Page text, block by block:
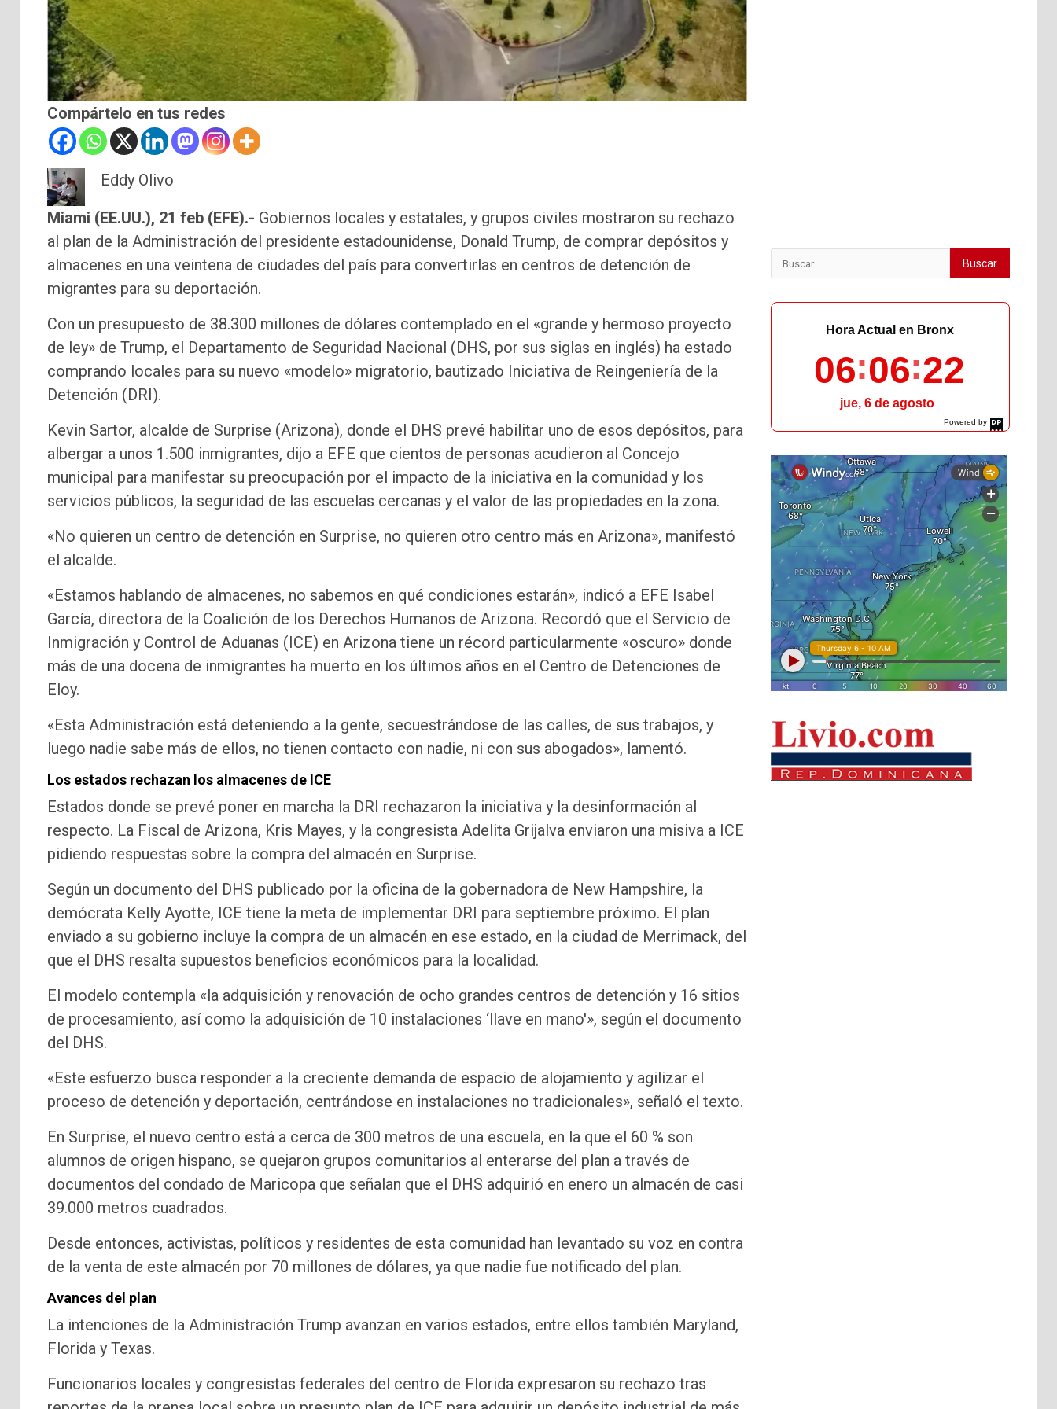
Compártelo en tus redes
Eddy Olivo
Miami (EE.UU.), 21 feb (EFE).- Gobiernos locales y estatales, y grupos civiles mostraron su rechazo
al plan de la Administración del presidente estadounidense, Donald Trump, de comprar depósitos y
almacenes en una veintena de ciudades del país para convertirlas en centros de detención de
migrantes para su deportación.
Con un presupuesto de 38.300 millones de dólares contemplado en el «grande y hermoso proyecto
de ley» de Trump, el Departamento de Seguridad Nacional (DHS, por sus siglas en inglés) ha estado
comprando locales para su nuevo «modelo» migratorio, bautizado Iniciativa de Reingeniería de la
Detención (DRI).
Kevin Sartor, alcalde de Surprise (Arizona), donde el DHS prevé habilitar uno de esos depósitos, para
albergar a unos 1.500 inmigrantes, dijo a EFE que cientos de personas acudieron al Concejo
municipal para manifestar su preocupación por el impacto de la iniciativa en la comunidad y los
servicios públicos, la seguridad de las escuelas cercanas y el valor de las propiedades en la zona.
«No quieren un centro de detención en Surprise, no quieren otro centro más en Arizona», manifestó
el alcalde.
«Estamos hablando de almacenes, no sabemos en qué condiciones estarán», indicó a EFE Isabel
García, directora de la Coalición de los Derechos Humanos de Arizona. Recordó que el Servicio de
Inmigración y Control de Aduanas (ICE) en Arizona tiene un récord particularmente «oscuro» donde
más de una docena de inmigrantes ha muerto en los últimos años en el Centro de Detenciones de
Eloy.
«Esta Administración está deteniendo a la gente, secuestrándose de las calles, de sus trabajos, y
luego nadie sabe más de ellos, no tienen contacto con nadie, ni con sus abogados», lamentó.
Los estados rechazan los almacenes de ICE
Estados donde se prevé poner en marcha la DRI rechazaron la iniciativa y la desinformación al
respecto. La Fiscal de Arizona, Kris Mayes, y la congresista Adelita Grijalva enviaron una misiva a ICE
pidiendo respuestas sobre la compra del almacén en Surprise.
Según un documento del DHS publicado por la oficina de la gobernadora de New Hampshire, la
demócrata Kelly Ayotte, ICE tiene la meta de implementar DRI para septiembre próximo. El plan
enviado a su gobierno incluye la compra de un almacén en ese estado, en la ciudad de Merrimack, del
que el DHS resalta supuestos beneficios económicos para la localidad.
El modelo contempla «la adquisición y renovación de ocho grandes centros de detención y 16 sitios
de procesamiento, así como la adquisición de 10 instalaciones ‘llave en mano'», según el documento
del DHS.
«Este esfuerzo busca responder a la creciente demanda de espacio de alojamiento y agilizar el
proceso de detención y deportación, centrándose en instalaciones no tradicionales», señaló el texto.
En Surprise, el nuevo centro está a cerca de 300 metros de una escuela, en la que el 60 % son
alumnos de origen hispano, se quejaron grupos comunitarios al enterarse del plan a través de
documentos del condado de Maricopa que señalan que el DHS adquirió en enero un almacén de casi
39.000 metros cuadrados.
Desde entonces, activistas, políticos y residentes de esta comunidad han levantado su voz en contra
de la venta de este almacén por 70 millones de dólares, ya que nadie fue notificado del plan.
Avances del plan
La intenciones de la Administración Trump avanzan en varios estados, entre ellos también Maryland,
Florida y Texas.
Funcionarios locales y congresistas federales del centro de Florida expresaron su rechazo tras
Buscar:
Powered by
DaysPedia.com
Hora Actual en Bronx
06 06 23
jue, 6 de agosto